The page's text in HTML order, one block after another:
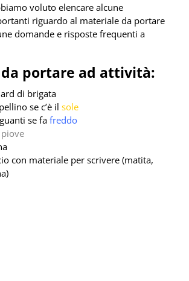
voluto elencare alcune
riguardo al materiale da portare
domande e risposte frequenti a
portare ad attività:
di brigata
se c’è ilsole
se fafreddo
piove
con materiale per scrivere (matita,